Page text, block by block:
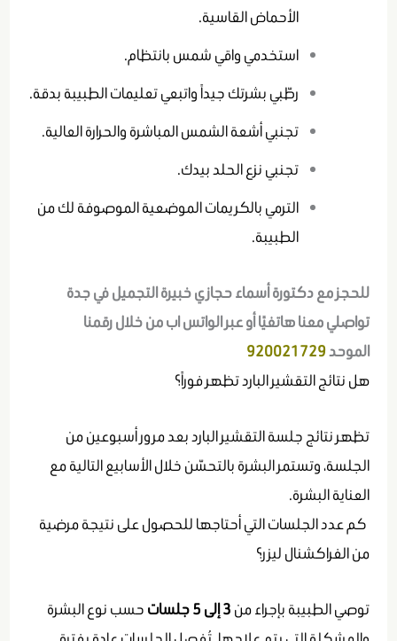
الأحماض القاسية.
استخدمي واقي شمس بانتظام.
رطّبي بشرتك جيداً واتبعي تعليمات الطبيبة بدقة.
تجنبي أشعة الشمس المباشرة والحرارة العالية.
تجنبي نزع الحلد بيدك.
الترمي بالكريمات الموضعية الموصوفة لك من
الطبيبة.
للحجز مع دكتورة أسماء حجازي خبيرة التجميل في جدة
تواصلي معنا هاتفيًا أو عبر الواتس اب من خلال رقمنا
الموحد920021729
هل نتائج التقشير البارد تظهر فوراً؟
تظهر نتائج جلسة التقشير البارد بعد مرور أسبوعين من
الجلسة، وتستمر البشرة بالتحسّن خلال الأسابيع التالية مع
العناية البشرة.
كم عدد الجلسات التي أحتاجها للحصول على نتيجة مرضية
من الفراكشنال ليزر؟
توصي الطبيبة بإجراء من 3 إلى 5 جلسات
حسب نوع البشرة